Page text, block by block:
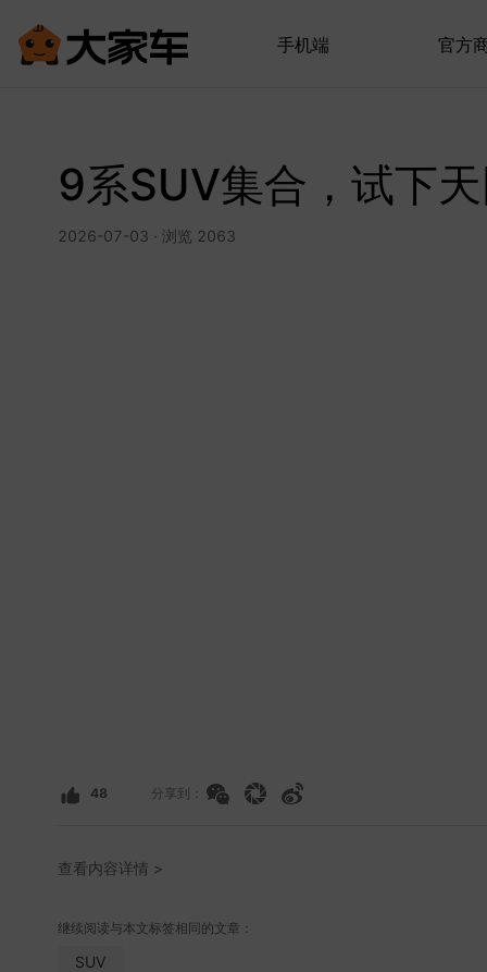
手机端 官方
9系SUV集合，试下
2026-07-03 · 浏览 2063
48 分享到：
查看内容详情 >
继续阅读与本文标签相同的文章：
SUV